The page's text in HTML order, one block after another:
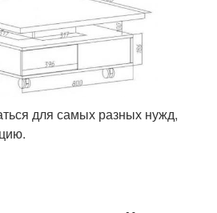
для самых разных нужд,